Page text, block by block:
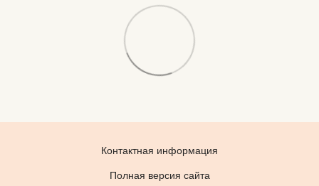
Контактная информация
Полная версия сайта